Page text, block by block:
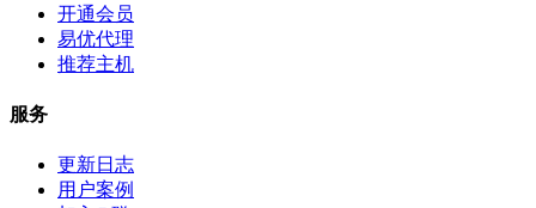
开通会员
易优代理
推荐主机
服务
更新日志
用户案例